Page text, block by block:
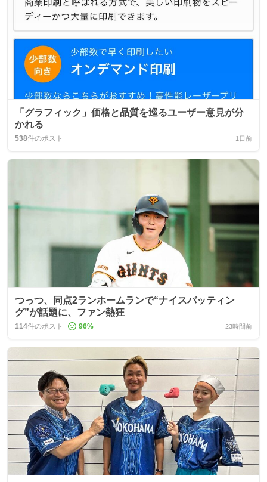
「グラフィック」価格と品質を巡るユーザー意見が分
かれる
538件のポスト 1日前
つっつ、同点2ランホームランで“ナイスバッティン
グ”が話題に、ファン熱狂
114件のポスト 96% 23時間前